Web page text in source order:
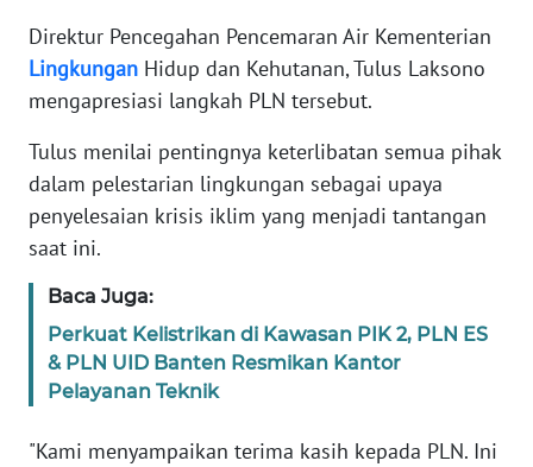
Direktur Pencegahan Pencemaran Air Kementerian
Lingkungan Hidup dan Kehutanan, Tulus Laksono
mengapresiasi langkah PLN tersebut.
Tulus menilai pentingnya keterlibatan semua pihak
dalam pelestarian lingkungan sebagai upaya
penyelesaian krisis iklim yang menjadi tantangan
saat ini.
Baca Juga:
Perkuat Kelistrikan di Kawasan PIK 2, PLN ES
& PLN UID Banten Resmikan Kantor
Pelayanan Teknik
"Kami menyampaikan terima kasih kepada PLN. Ini
WN
JAKARTA
WN
JABAR
WN
BANTEN
WN
WN
KEPRI